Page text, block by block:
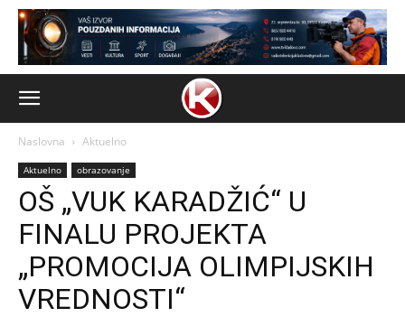
Naslovna Aktuelno
Aktuelno obrazovanje
OŠ „VUK KARADŽIĆ“ U
FINALU PROJEKTA
„PROMOCIJA OLIMPIJSKIH
VREDNOSTI“